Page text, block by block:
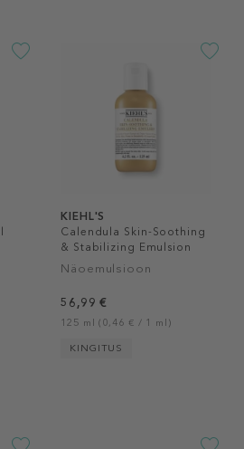
KIEHL'S
Calendula Skin-Soothing
& Stabilizing Emulsion
Näoemulsioon
56,99 €
125 ml (0,46 € / 1 ml)
KINGITUS